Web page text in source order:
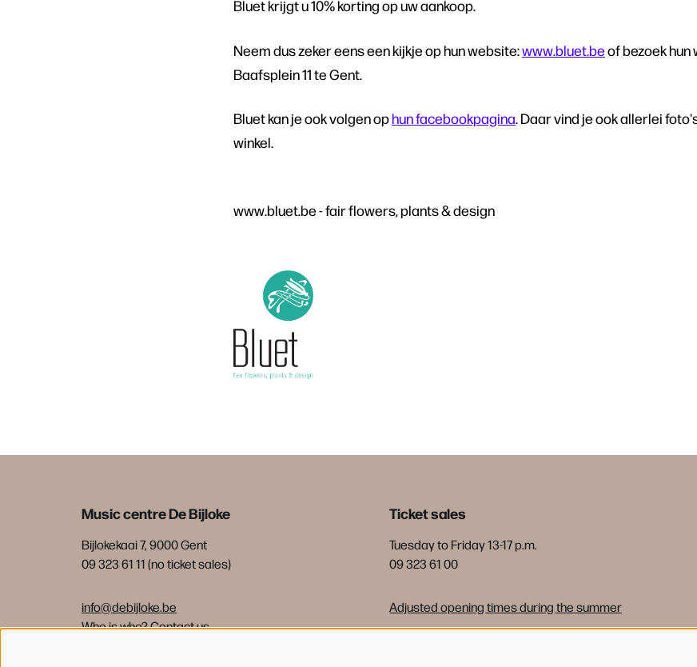
Bluet krijgt u 10% korting op uw aankoop.
Neem dus zeker eens een kijkje op hun website:www.bluet.beof bezoek hun
Baafsplein 11 te Gent.
Bluet kan je ook volgen ophun facebookpagina. Daar vind je ook allerlei
winkel.
www.bluet.be - fair flowers, plants & design
Music centre De Bijloke
Bijlokekaai 7, 9000 Gent
09 323 61 11 (no ticket sales)
info@debijloke.be
Who is who?Contact us
Ticket sales
Tuesday to Friday 13-17 p.m.
09 323 61 00
Adjusted opening times during the summer